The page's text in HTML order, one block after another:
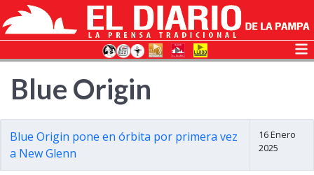
Blue Origin
Blue Origin pone en órbita por primera vez
a New Glenn
16 Enero
2025